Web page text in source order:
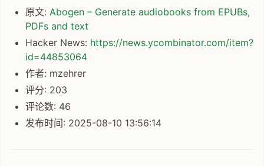
原文: Abogen – Generate audiobooks from EPUBs,
PDFs and text
Hacker News: https://news.ycombinator.com/item?
id=44853064
作者: mzehrer
评分: 203
评论数: 46
发布时间: 2025-08-10 13:56:14